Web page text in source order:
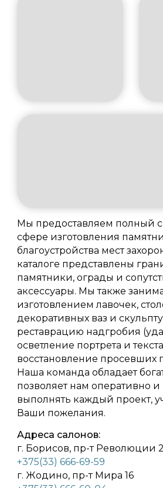
Мы предоставляем полный
сфере изготовления
благоустройства мест
каталоге представлены
памятники, ограды и
аксессуары. Мы также
изготовлением лавочек,
декоративных ваз и
реставрацию надгробия
осветление портрета и
восстановление просевших
Наша команда обладает
позволяет нам оперативно и
выполнять каждый проект,
Ваши пожелания.
Адреса салонов:
г. Борисов, пр-т Революции
+375(33) 666-69-59
г. Жодино, пр-т Мира 16